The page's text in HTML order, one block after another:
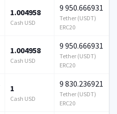
1.004958
Cash USD
9 950.666931
Tether (USDT)
ERC20
1.004958
Cash USD
9 950.666931
Tether (USDT)
ERC20
1
Cash USD
9 830.236921
Tether (USDT)
ERC20